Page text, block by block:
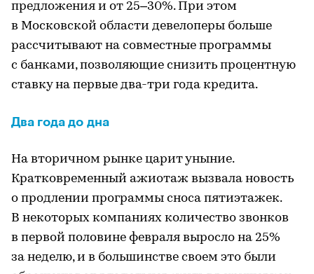
предложения и от 25–30%. При этом
в Московской области девелоперы больше
рассчитывают на совместные программы
с банками, позволяющие снизить процентную
ставку на первые два-три года кредита.
Два года до дна
На вторичном рынке царит уныние.
Кратковременный ажиотаж вызвала новость
о продлении программы сноса пятиэтажек.
В некоторых компаниях количество звонков
в первой половине февраля выросло на 25%
за неделю, и в большинстве своем это были